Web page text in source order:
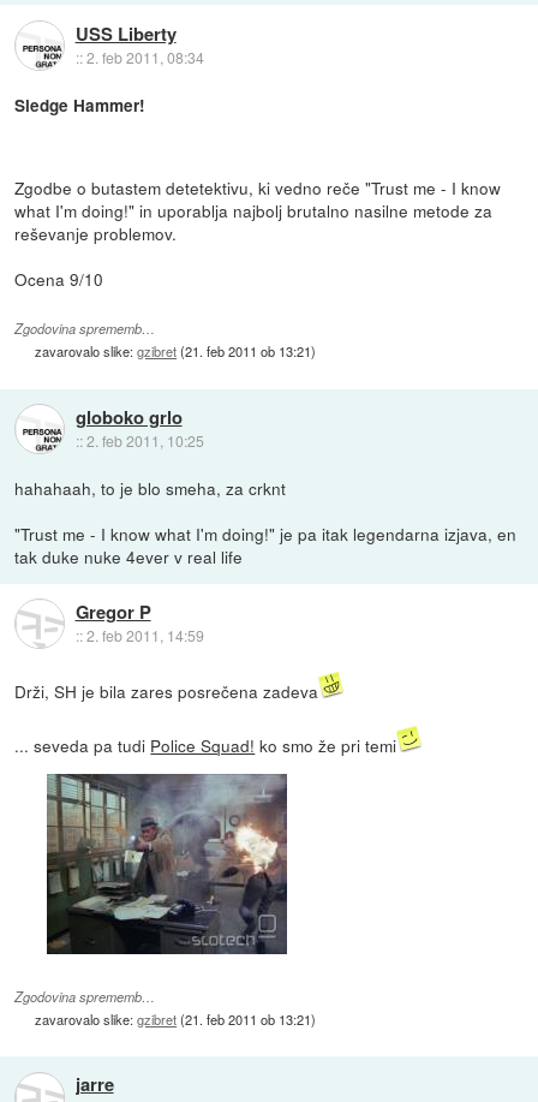
USS Liberty
::2. feb 2011, 08:34
Sledge Hammer!
Zgodbe o butastem detetektivu, ki vedno reče "Trust me - I know
what I'm doing!" in uporablja najbolj brutalno nasilne metode za
reševanje problemov.
Ocena 9/10
Zgodovina sprememb…
zavarovalo slike:gzibret(21. feb 2011 ob 13:21)
globoko grlo
::2. feb 2011, 10:25
hahahaah, to je blo smeha, za crknt
"Trust me - I know what I'm doing!" je pa itak legendarna izjava, en
tak duke nuke 4ever v real life
Gregor P
::2. feb 2011, 14:59
Drži, SH je bila zares posrečena zadeva
... seveda pa tudi Police Squad! ko smo že pri temi
Zgodovina sprememb…
zavarovalo slike:gzibret(21. feb 2011 ob 13:21)
jarre